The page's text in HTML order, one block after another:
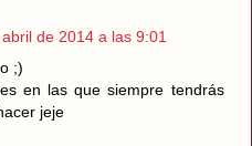
de 2014 a las 9:01
;)
en las que siempre tendrás
jeje